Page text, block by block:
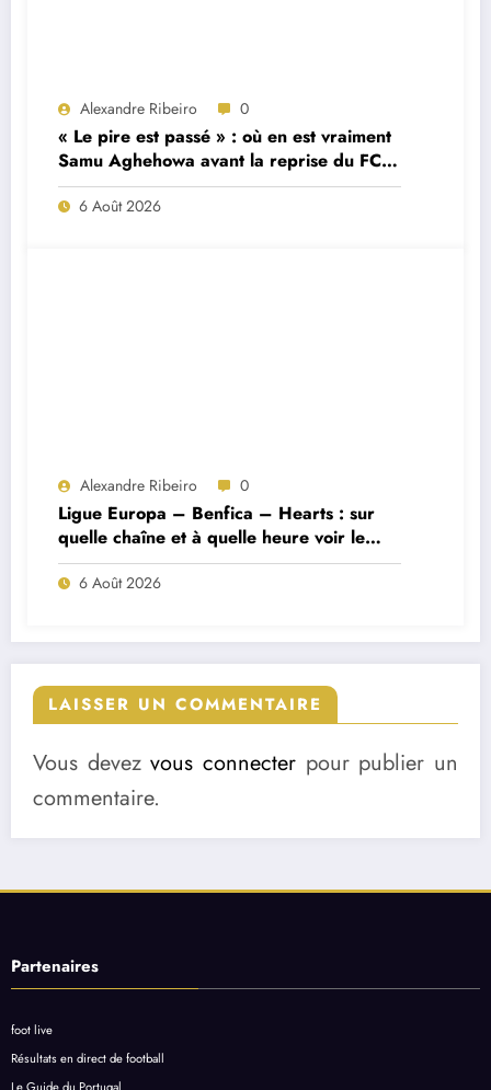
Alexandre Ribeiro 0
« Le pire est passé » : où en est vraiment
Samu Aghehowa avant la reprise du FC
Porto ?
6 Août 2026
Alexandre Ribeiro 0
Ligue Europa – Benfica – Hearts : sur
quelle chaîne et à quelle heure voir le
match ?
6 Août 2026
LAISSER UN COMMENTAIRE
Vous devezvous connecter pour publier un
commentaire.
Partenaires
foot live
Résultats en direct de football